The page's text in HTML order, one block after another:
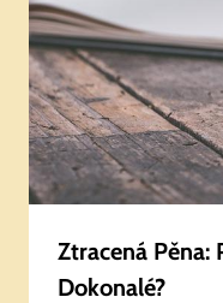
Ztracená Pěna:
Dokonalé?